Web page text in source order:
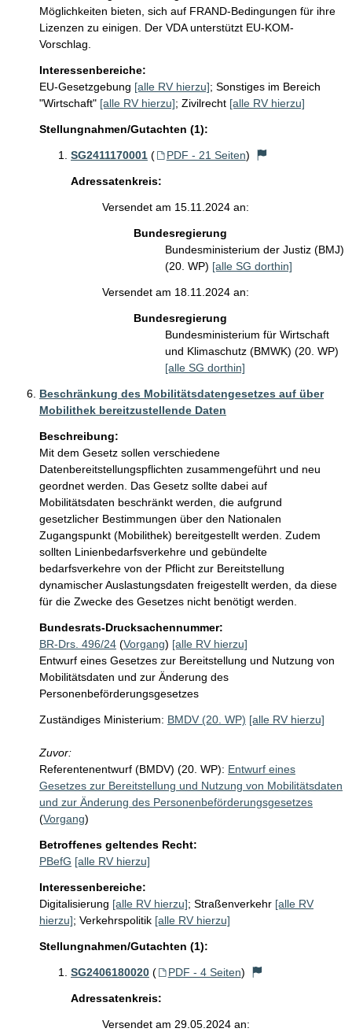
Möglichkeiten bieten, sich auf FRAND-Bedingungen für ihre
Lizenzen zu einigen. Der VDA unterstützt EU-KOM-
Vorschlag.
Interessenbereiche:
EU-Gesetzgebung [alle RV hierzu]; Sonstiges im Bereich
"Wirtschaft" [alle RV hierzu]; Zivilrecht [alle RV hierzu]
Stellungnahmen/Gutachten (1):
SG2411170001 ( PDF - 21 Seiten)
Adressatenkreis:
Versendet am 15.11.2024 an:
Bundesregierung
Bundesministerium der Justiz (BMJ)
(20. WP) [alle SG dorthin]
Versendet am 18.11.2024 an:
Bundesregierung
Bundesministerium für Wirtschaft
und Klimaschutz (BMWK) (20. WP)
[alle SG dorthin]
Beschränkung des Mobilitätsdatengesetzes auf über
Mobilithek bereitzustellende Daten
Beschreibung:
Mit dem Gesetz sollen verschiedene
Datenbereitstellungspflichten zusammengeführt und neu
geordnet werden. Das Gesetz sollte dabei auf
Mobilitätsdaten beschränkt werden, die aufgrund
gesetzlicher Bestimmungen über den Nationalen
Zugangspunkt (Mobilithek) bereitgestellt werden. Zudem
sollten Linienbedarfsverkehre und gebündelte
bedarfsverkehre von der Pflicht zur Bereitstellung
dynamischer Auslastungsdaten freigestellt werden, da diese
für die Zwecke des Gesetzes nicht benötigt werden.
Bundesrats-Drucksachennummer:
BR-Drs. 496/24 (Vorgang) [alle RV hierzu]
Entwurf eines Gesetzes zur Bereitstellung und Nutzung von
Mobilitätsdaten und zur Änderung des
Personenbeförderungsgesetzes
Zuständiges Ministerium: BMDV (20. WP) [alle RV hierzu]
Zuvor:
Referentenentwurf (BMDV) (20. WP): Entwurf eines
Gesetzes zur Bereitstellung und Nutzung von Mobilitätsdaten
und zur Änderung des Personenbeförderungsgesetzes
(Vorgang)
Betroffenes geltendes Recht:
PBefG [alle RV hierzu]
Interessenbereiche:
Digitalisierung [alle RV hierzu]; Straßenverkehr [alle RV
hierzu]; Verkehrspolitik [alle RV hierzu]
Stellungnahmen/Gutachten (1):
SG2406180020 ( PDF - 4 Seiten)
Adressatenkreis:
Versendet am 29.05.2024 an: